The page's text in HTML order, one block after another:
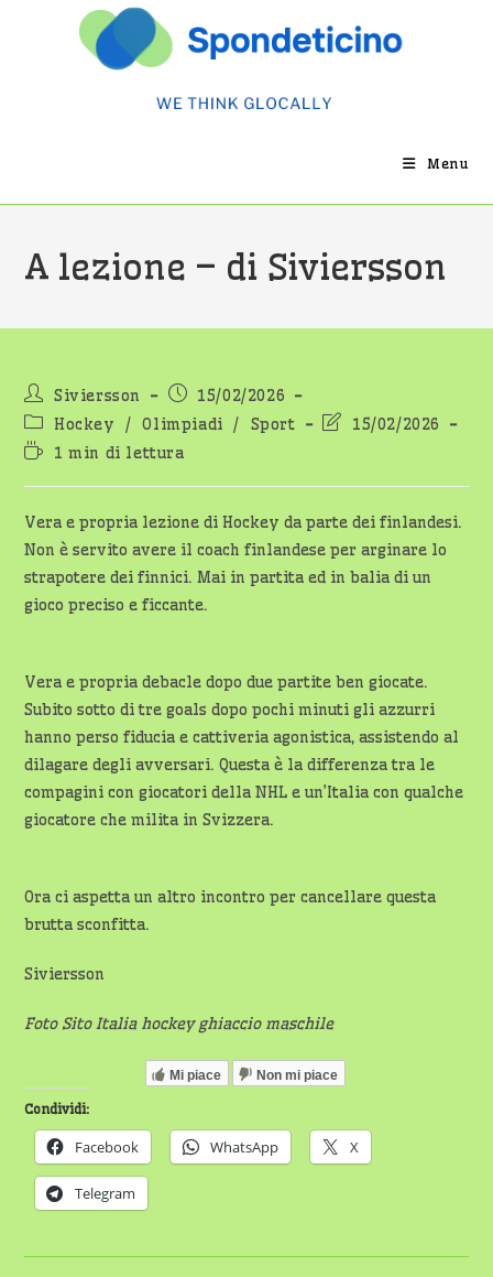
Menu
A lezione – di Siviersson
Autore
dell'articolo:
Siviersson
Articolo
pubblicato:
15/02/2026
Categoria
dell'articolo:
Hockey / Olimpiadi / Sport
Ultima15/02/2026
Tempo
lettura:
1 min di lettura
Vera e propria lezione di Hockey da parte dei finlandesi.
Non è servito avere il coach finlandese per arginare lo
strapotere dei finnici. Mai in partita ed in balia di un
gioco preciso e ficcante.
Vera e propria debacle dopo due partite ben giocate.
Subito sotto di tre goals dopo pochi minuti gli azzurri
hanno perso fiducia e cattiveria agonistica, assistendo al
dilagare degli avversari. Questa è la differenza tra le
compagini con giocatori della NHL e un’Italia con qualche
giocatore che milita in Svizzera.
Ora ci aspetta un altro incontro per cancellare questa
brutta sconfitta.
Siviersson
Foto Sito Italia hockey ghiaccio maschile
Mi piace Non mi piace
Condividi:
Facebook WhatsApp X
Telegram